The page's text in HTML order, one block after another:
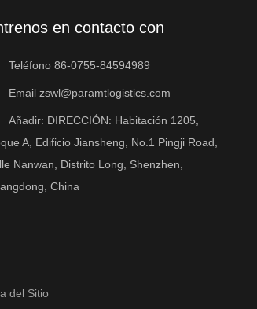
en contacto con
Teléfono 86-0755-84594989
Emailzswl@paramtlogistics.com
Añadir: DIRECCIÓN: Habitación 1205,
A, Edificio Jiansheng, No.1 Pingji Road,
Nanwan, Distrito Long, Shenzhen,
China
del Sitio